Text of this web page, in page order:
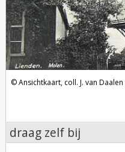
Ansichtkaart, coll. J. van Daalen
draag zelf bij